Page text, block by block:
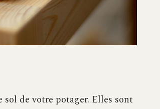
de votre potager. Elles sont